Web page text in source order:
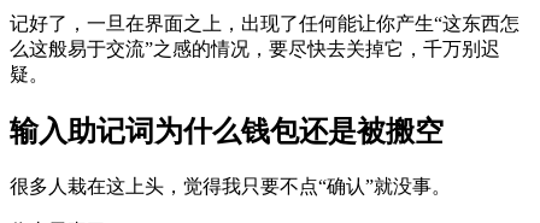
记好了，一旦在界面之上，出现了任何能让你产生“这东西怎
么这般易于交流”之感的情况，要尽快去关掉它，千万别迟
疑。
输入助记词为什么钱包还是被搬空
很多人栽在这上头，觉得我只要不点“确认”就没事。